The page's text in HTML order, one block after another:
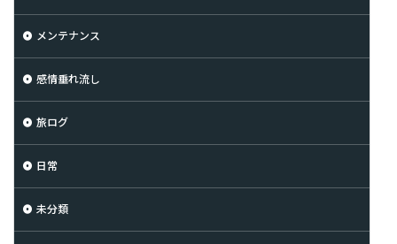
メンテナンス
感情垂れ流し
旅ログ
日常
未分類